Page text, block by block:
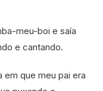
meu-boi e saía
e cantando.
em que meu pai era